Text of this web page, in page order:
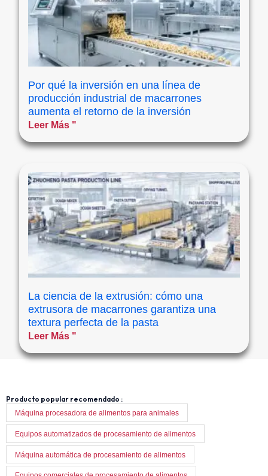
Por qué la inversión en una línea de
producción industrial de macarrones
aumenta el retorno de la inversión
Leer Más "
La ciencia de la extrusión: cómo una
extrusora de macarrones garantiza una
textura perfecta de la pasta
Leer Más "
Producto popular recomendado :
Máquina procesadora de alimentos para animales
Equipos automatizados de procesamiento de alimentos
Máquina automática de procesamiento de alimentos